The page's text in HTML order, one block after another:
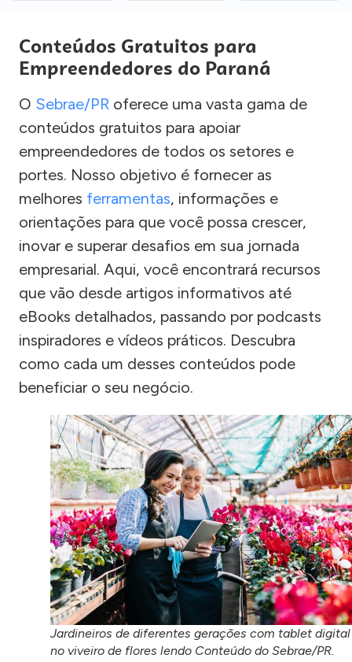
Conteúdos Gratuitos para
Empreendedores do Paraná
O Sebrae/PR oferece uma vasta gama de
conteúdos gratuitos para apoiar
empreendedores de todos os setores e
portes. Nosso objetivo é fornecer as
melhores ferramentas, informações e
orientações para que você possa crescer,
inovar e superar desafios em sua jornada
empresarial. Aqui, você encontrará recursos
que vão desde artigos informativos até
eBooks detalhados, passando por podcasts
inspiradores e vídeos práticos. Descubra
como cada um desses conteúdos pode
beneficiar o seu negócio.
Jardineiros de diferentes gerações com tablet digital
no viveiro de flores lendo Conteúdo do Sebrae/PR.